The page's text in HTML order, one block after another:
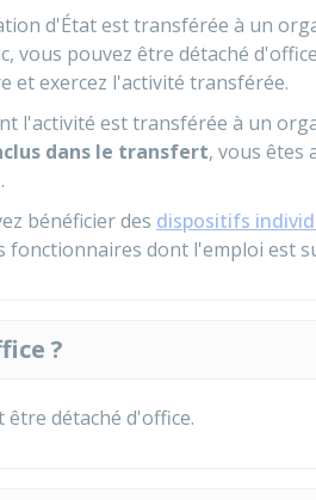
d'État est transférée à un
, vous pouvez être détaché
et exercez l'activité transférée.
l'activité est transférée à un
dans le transfert, vous êtes
bénéficier des dispositifs
fonctionnaires dont l'emploi est
?
être détaché d'office.